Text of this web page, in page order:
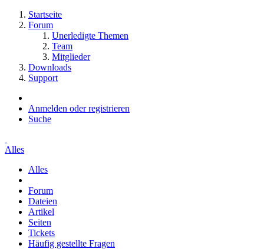
Startseite
Forum
Unerledigte Themen
Team
Mitglieder
Downloads
Support
Anmelden oder registrieren
Suche
Alles
Alles
Forum
Dateien
Artikel
Seiten
Tickets
Häufig gestellte Fragen